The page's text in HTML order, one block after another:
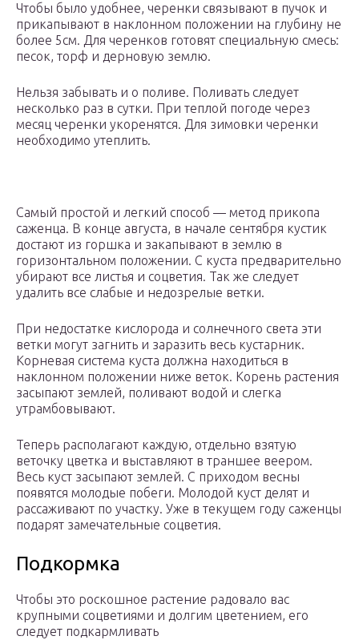
Чтобы было удобнее, черенки связывают в пучок и
прикапывают в наклонном положении на глубину не
более 5см. Для черенков готовят специальную смесь:
песок, торф и дерновую землю.
Нельзя забывать и о поливе. Поливать следует
несколько раз в сутки. При теплой погоде через
месяц черенки укоренятся. Для зимовки черенки
необходимо утеплить.
Самый простой и легкий способ — метод прикопа
саженца. В конце августа, в начале сентября кустик
достают из горшка и закапывают в землю в
горизонтальном положении. С куста предварительно
убирают все листья и соцветия. Так же следует
удалить все слабые и недозрелые ветки.
При недостатке кислорода и солнечного света эти
ветки могут загнить и заразить весь кустарник.
Корневая система куста должна находиться в
наклонном положении ниже веток. Корень растения
засыпают землей, поливают водой и слегка
утрамбовывают.
Теперь располагают каждую, отдельно взятую
веточку цветка и выставляют в траншее веером.
Весь куст засыпают землей. С приходом весны
появятся молодые побеги. Молодой куст делят и
рассаживают по участку. Уже в текущем году саженцы
подарят замечательные соцветия.
Подкормка
Чтобы это роскошное растение радовало вас
крупными соцветиями и долгим цветением, его
следует подкармливать